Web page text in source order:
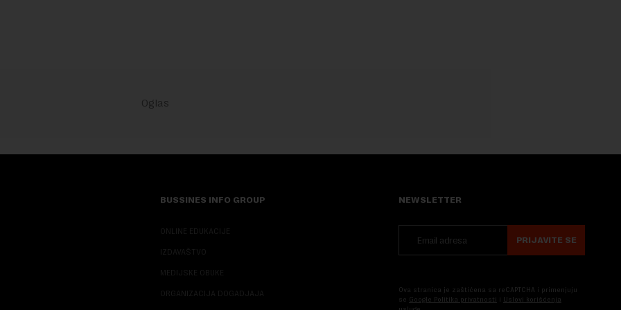
BUSSINES INFO GROUP
ONLINE EDUKACIJE
IZDAVAŠTVO
MEDIJSKE OBUKE
ORGANIZACIJA DOGADJAJA
NEWSLETTER
PRIJAVITE SE
Ova stranica je zaštićena sa reCAPTCHA i primenjuju
se Google Politika privatnosti i Uslovi korišćenja